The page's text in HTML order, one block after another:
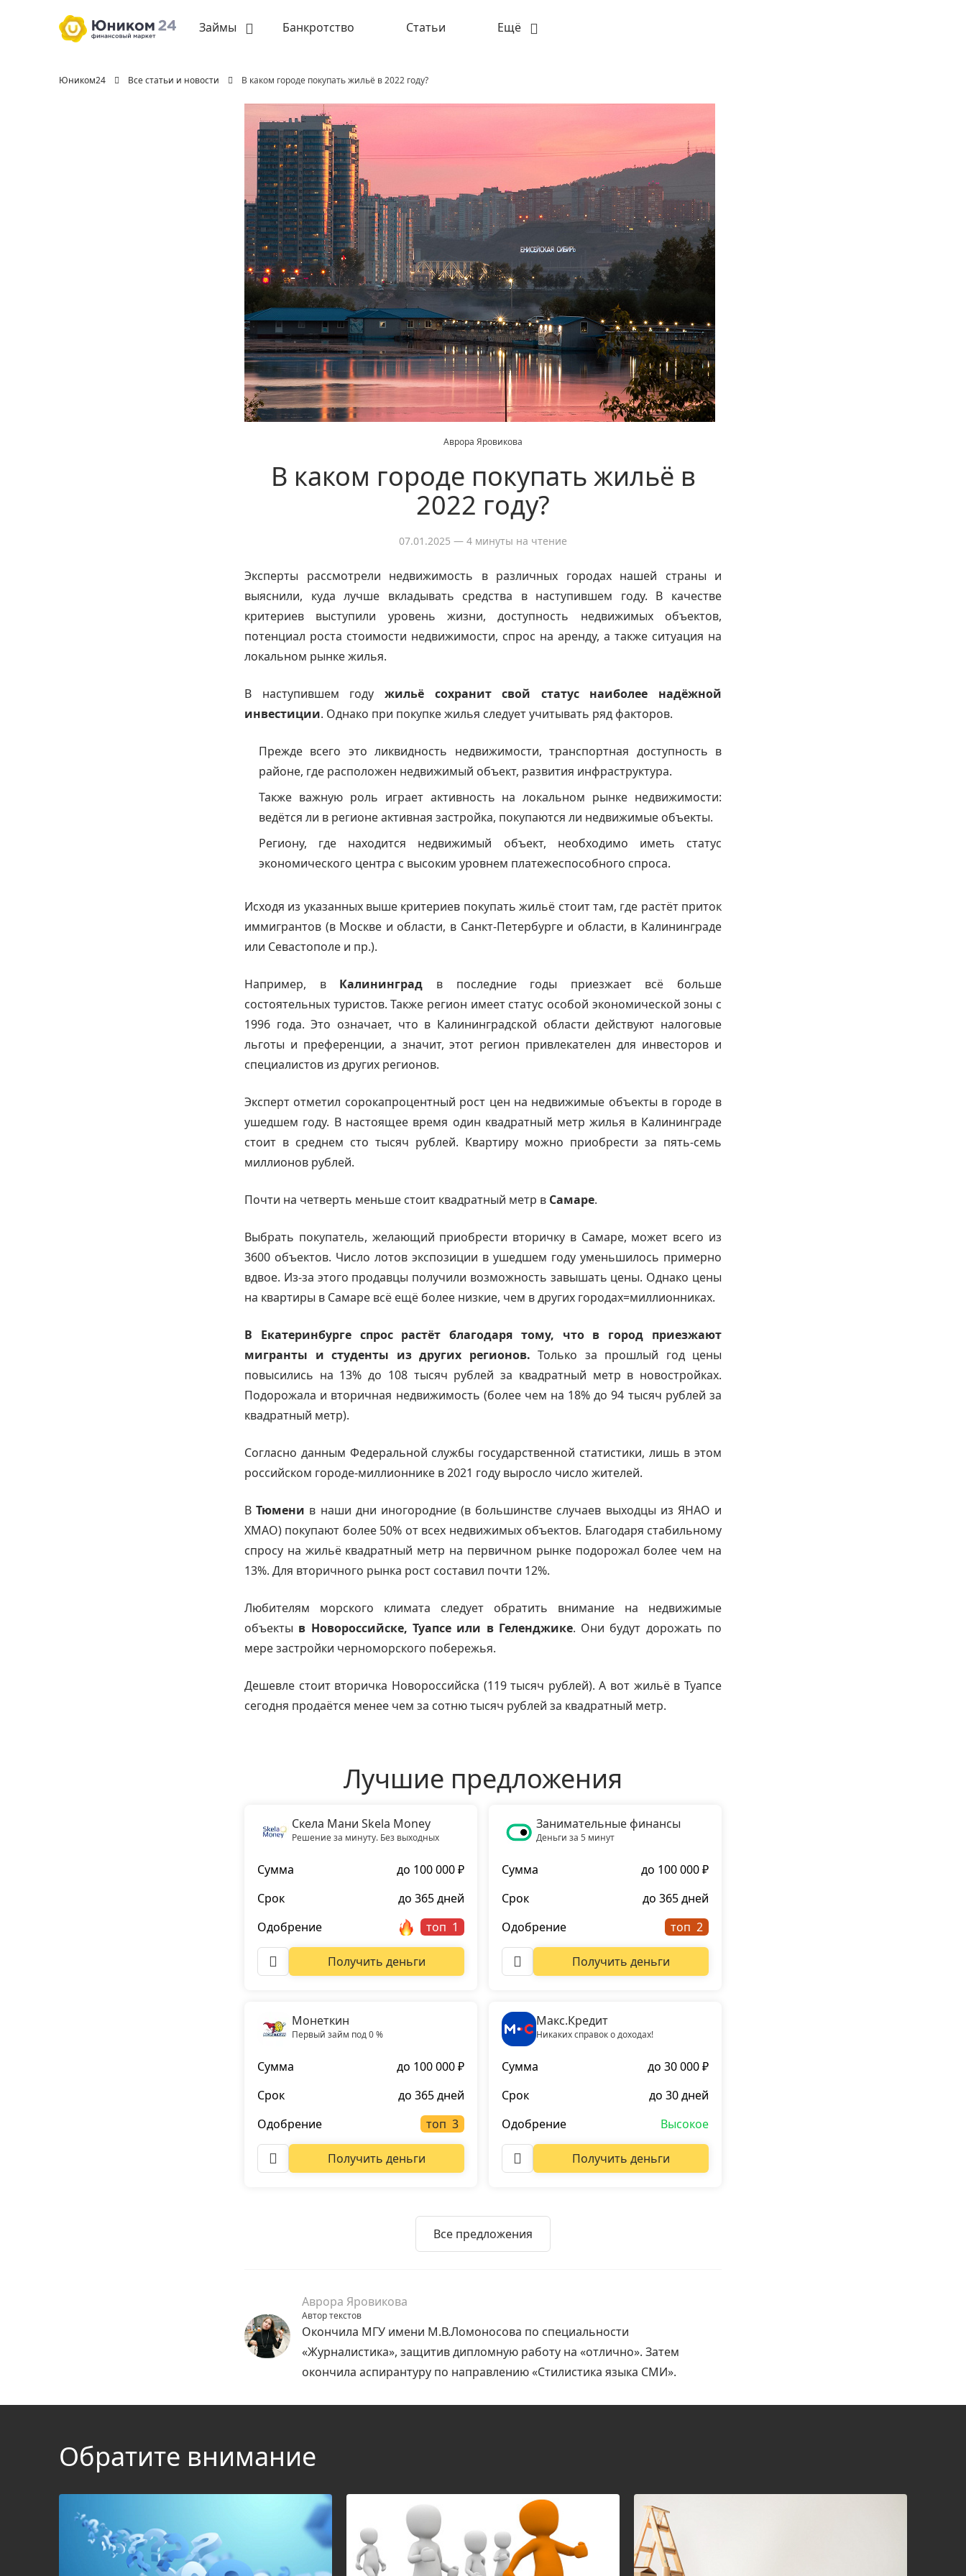
Займы Банкротство Статьи Ещё
Юником24 Все статьи и новости В каком городе покупать жильё в 2022 году?
Аврора Яровикова
В каком городе покупать жильё в
2022 году?
07.01.2025 — 4 минуты на чтение
Эксперты рассмотрели недвижимость в различных городах нашей страны и
выяснили, куда лучше вкладывать средства в наступившем году. В качестве
критериев выступили уровень жизни, доступность недвижимых объектов,
потенциал роста стоимости недвижимости, спрос на аренду, а также ситуация на
локальном рынке жилья.
В наступившем году жильё сохранит свой статус наиболее надёжной
инвестиции. Однако при покупке жилья следует учитывать ряд факторов.
Прежде всего это ликвидность недвижимости, транспортная доступность в
районе, где расположен недвижимый объект, развития инфраструктура.
Также важную роль играет активность на локальном рынке недвижимости:
ведётся ли в регионе активная застройка, покупаются ли недвижимые объекты.
Региону, где находится недвижимый объект, необходимо иметь статус
экономического центра с высоким уровнем платежеспособного спроса.
Исходя из указанных выше критериев покупать жильё стоит там, где растёт приток
иммигрантов (в Москве и области, в Санкт-Петербурге и области, в Калининграде
или Севастополе и пр.).
Например, в Калининград в последние годы приезжает всё больше
состоятельных туристов. Также регион имеет статус особой экономической зоны с
1996 года. Это означает, что в Калининградской области действуют налоговые
льготы и преференции, а значит, этот регион привлекателен для инвесторов и
специалистов из других регионов.
Эксперт отметил сорокапроцентный рост цен на недвижимые объекты в городе в
ушедшем году. В настоящее время один квадратный метр жилья в Калининграде
стоит в среднем сто тысяч рублей. Квартиру можно приобрести за пять-семь
миллионов рублей.
Почти на четверть меньше стоит квадратный метр в Самаре.
Выбрать покупатель, желающий приобрести вторичку в Самаре, может всего из
3600 объектов. Число лотов экспозиции в ушедшем году уменьшилось примерно
вдвое. Из-за этого продавцы получили возможность завышать цены. Однако цены
на квартиры в Самаре всё ещё более низкие, чем в других городах=миллионниках.
В Екатеринбурге спрос растёт благодаря тому, что в город приезжают
мигранты и студенты из других регионов. Только за прошлый год цены
повысились на 13% до 108 тысяч рублей за квадратный метр в новостройках.
Подорожала и вторичная недвижимость (более чем на 18% до 94 тысяч рублей за
квадратный метр).
Согласно данным Федеральной службы государственной статистики, лишь в этом
российском городе-миллионнике в 2021 году выросло число жителей.
ВТюмени в наши дни иногородние (в большинстве случаев выходцы из ЯНАО и
ХМАО) покупают более 50% от всех недвижимых объектов. Благодаря стабильному
спросу на жильё квадратный метр на первичном рынке подорожал более чем на
13%. Для вторичного рынка рост составил почти 12%.
Любителям морского климата следует обратить внимание на недвижимые
объекты в Новороссийске, Туапсе или в Геленджике. Они будут дорожать по
мере застройки черноморского побережья.
Дешевле стоит вторичка Новороссийска (119 тысяч рублей). А вот жильё в Туапсе
сегодня продаётся менее чем за сотню тысяч рублей за квадратный метр.
Лучшие предложения
Скела Мани Skela Money
Решение за минуту. Без выходных
Сумма
до 100 000 ₽
Срок
до 365 дней
Одобрение
топ
Получить деньги
Занимательные финансы
Деньги за 5 минут
Сумма
до 100 000 ₽
Срок
до 365 дней
Одобрение
топ
Получить деньги
Монеткин
Первый займ под 0 %
Сумма
до 100 000 ₽
Срок
до 365 дней
Одобрение
топ
Получить деньги
Макс.Кредит
Никаких справок о доходах!
Сумма
до 30 000 ₽
Срок
до 30 дней
Одобрение
Высокое
Получить деньги
Все предложения
Аврора Яровикова
Автор текстов
Окончила МГУ имени М.В.Ломоносова по специальности
«Журналистика», защитив дипломную работу на «отлично». Затем
окончила аспирантуру по направлению «Стилистика языка СМИ».
Обратите внимание